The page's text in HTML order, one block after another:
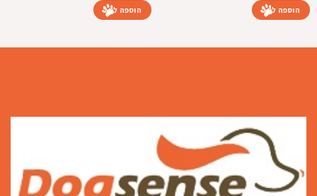
הוספה לסל הוספה לסל